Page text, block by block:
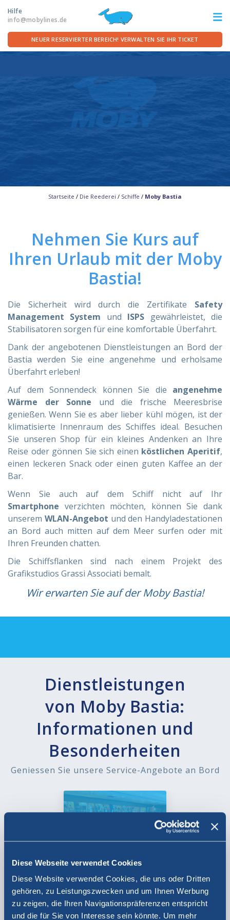
Diese Webseite verwendet Cookies
Diese Website verwendet Cookies, die uns oder Dritten
gehören, zu Leistungszwecken und um Ihnen Werbung
zu zeigen, die Ihren Navigationspräferenzen entspricht
und die für Sie von Interesse sein könnte. Um mehr
Hilfe
info@mobylines.de
STRECKEN
Hilfe Online
Hilfe info@mobylines.de
NEUER RESERVIERTER BEREICH! VERWALTEN SIE IHR TICKET
Startseite / Die Reederei / Schiffe / Moby Bastia
Nehmen Sie Kurs auf
Ihren Urlaub mit der Moby
Bastia!
Die Sicherheit wird durch die Zertifikate Safety
Management System und ISPS gewährleistet, die
Stabilisatoren sorgen für eine komfortable Überfahrt.
Dank der angebotenen Dienstleistungen an Bord der
Bastia werden Sie eine angenehme und erholsame
Überfahrt erleben!
Auf dem Sonnendeck können Sie die angenehme
Wärme der Sonne und die frische Meeresbrise
genießen. Wenn Sie es aber lieber kühl mögen, ist der
klimatisierte Innenraum des Schiffes ideal. Besuchen
Sie unseren Shop für ein kleines Andenken an Ihre
Reise oder gönnen Sie sich einen köstlichen Aperitif,
einen leckeren Snack oder einen guten Kaffee an der
Bar.
Wenn Sie auch auf dem Schiff nicht auf Ihr
Smartphone verzichten möchten, können Sie dank
unserem WLAN-Angebot und den Handyladestationen
an Bord auch mitten auf dem Meer surfen oder mit
Ihren Freunden chatten.
Die Schiffsflanken sind nach einem Projekt des
Grafikstudios Grassi Associati bemalt.
Wir erwarten Sie auf der Moby Bastia!
Dienstleistungen
von Moby Bastia:
Informationen und
Besonderheiten
Geniessen Sie unsere Service-Angebote an Bord
BAR